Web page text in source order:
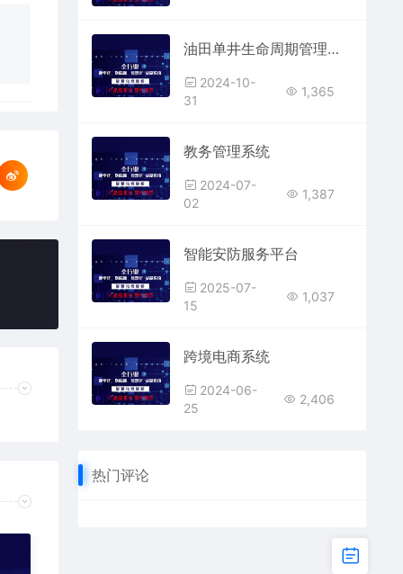
油田单井生命周期管理系统
2024-10-
31
1,365
教务管理系统
2024-07-
02
1,387
智能安防服务平台
2025-07-
15
1,037
跨境电商系统
2024-06-
25
2,406
热门评论